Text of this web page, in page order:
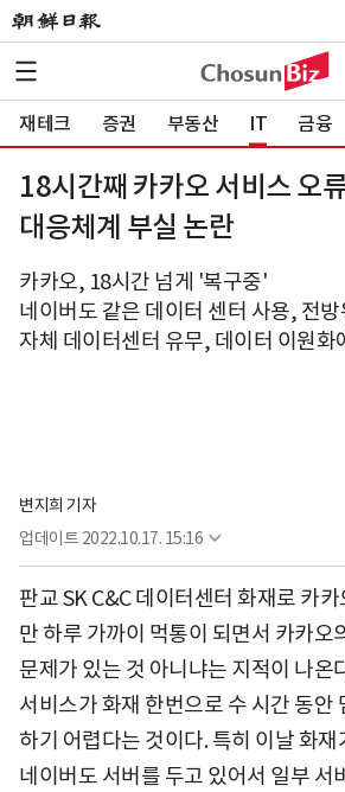
재테크 증권 부동산 IT 금융
18시간째 카카오 서비스 오
대응체계 부실 논란
카카오, 18시간 넘게 '복구중'
네이버도 같은 데이터 센터 사용, 전방
자체 데이터센터 유무, 데이터 이원화
변지희 기자
업데이트 2022.10.17. 15:16
판교 SK C&C 데이터센터 화재로 카
만 하루 가까이 먹통이 되면서 카카오
문제가 있는 것 아니냐는 지적이 나온
서비스가 화재 한번으로 수 시간 동안
하기 어렵다는 것이다. 특히 이날 화
네이버도 서버를 두고 있어서 일부 서